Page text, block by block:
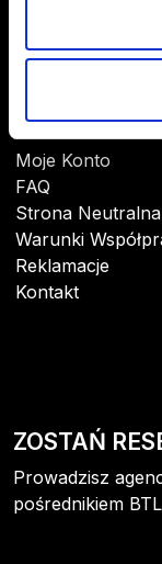
POMOC
Moje Konto
FAQ
Strona Neutralna
Warunki
Reklamacje
Kontakt
ZOSTAŃ
Prowadzisz
pośrednikiem